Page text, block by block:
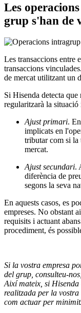
Les
grup s'han de
Les transaccions entre
transaccions
de mercat utilitzant un
Si Hisenda detecta que
regularitzarà la
Ajust primari.
implicats en
tributar com si la
mercat.
Ajust secundari.
diferència de
segons la seva
En aquests casos, es
empreses. No obstant
requisits i actuant
procediment, és
Si la vostra empresa
del grup, consulteu-
Així mateix, si
realitzada per la vostra
com actuar per